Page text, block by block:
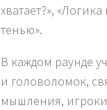
хватает?»,
тенью».
В каждом раунде
и головоломок,
мышления, игроки